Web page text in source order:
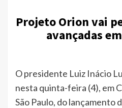
Projeto Orion vai
avançadas
O presidente Luiz Inácio
nesta quinta-feira (4), em
São Paulo, do lançamento